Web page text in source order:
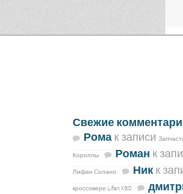
Свежие
Ромак записи
Короллы Роман к
Лифан Солано Никк
кроссовере Lifan X60